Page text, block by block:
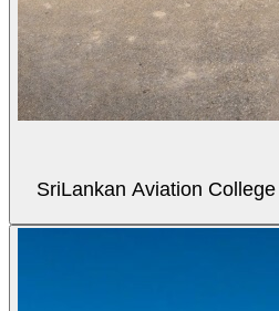
SriLankan Aviation